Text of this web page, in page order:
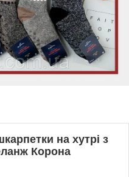
на хутрі з
Корона